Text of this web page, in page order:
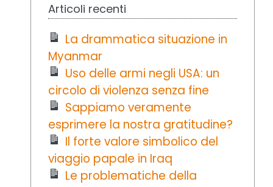
Articoli recenti
La drammatica situazione in
Myanmar
Uso delle armi negli USA: un
circolo di violenza senza fine
Sappiamo veramente
esprimere la nostra gratitudine?
Il forte valore simbolico del
viaggio papale in Iraq
Le problematiche della